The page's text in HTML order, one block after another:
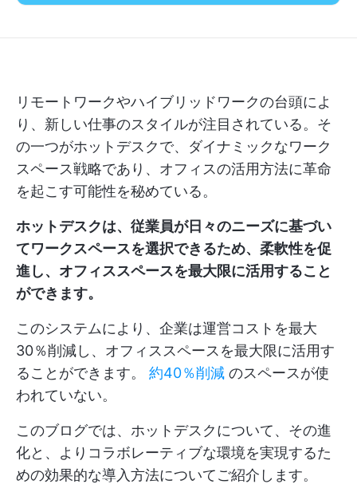
リモートワークやハイブリッドワークの台頭によ
り、新しい仕事のスタイルが注目されている。そ
の一つがホットデスクで、ダイナミックなワーク
スペース戦略であり、オフィスの活用方法に革命
を起こす可能性を秘めている。
ホットデスクは、従業員が日々のニーズに基づい
てワークスペースを選択できるため、柔軟性を促
進し、オフィススペースを最大限に活用すること
ができます。
このシステムにより、企業は運営コストを最大
30％削減し、オフィススペースを最大限に活用す
ることができます。 約40％削減 のスペースが使
われていない。
このブログでは、ホットデスクについて、その進
化と、よりコラボレーティブな環境を実現するた
めの効果的な導入方法についてご紹介します。